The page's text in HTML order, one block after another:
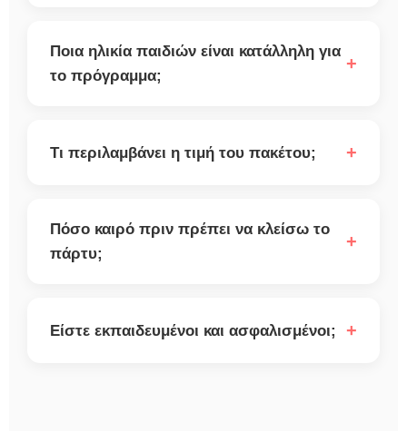
Ποια ηλικία παιδιών είναι κατάλληλη για
το πρόγραμμα;
+
Τι περιλαμβάνει η τιμή του πακέτου; +
Πόσο καιρό πριν πρέπει να κλείσω το
πάρτυ;
+
Είστε εκπαιδευμένοι και ασφαλισμένοι; +